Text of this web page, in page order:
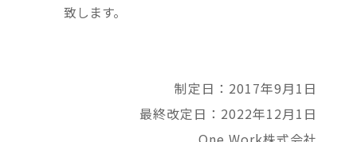
致します。
制定日：2017年9月1日
最終改定日：2022年12月1日